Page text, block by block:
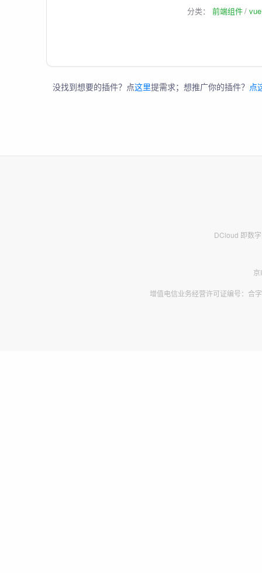
分类：前端组件
没找到想要的插件？点这里提需求；想推广你的插件？ 点
DCloud 即数
增值电信业务经营许可证编号：合